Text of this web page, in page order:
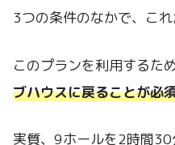
3つの条件のなかで、これ
このプランを利用するため
ブハウスに戻ることが必
実質、9ホールを2時間